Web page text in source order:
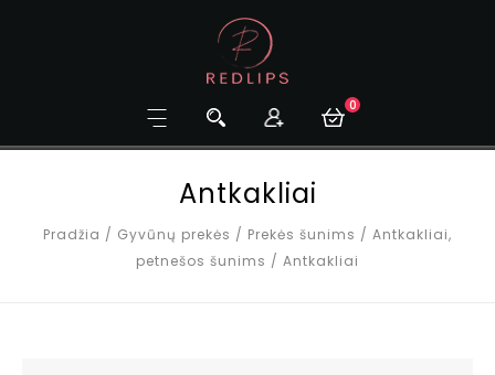
0
Antkakliai
Pradžia / Gyvūnų prekės / Prekės šunims / Antkakliai,
petnešos šunims / Antkakliai